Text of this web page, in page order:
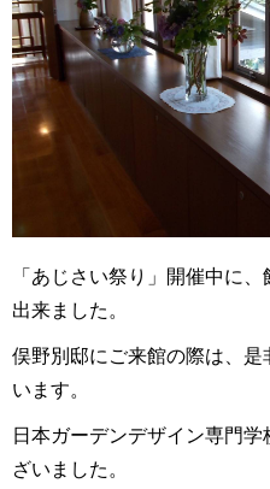
「あじさい祭り」開催中に
出来ました。
俣野別邸にご来館の際は、
います。
日本ガーデンデザイン専門
ざいました。